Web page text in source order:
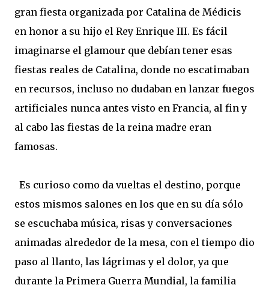
gran fiesta organizada por Catalina de Médicis
en honor a su hijo el Rey Enrique III. Es fácil
imaginarse el glamour que debían tener esas
fiestas reales de Catalina, donde no escatimaban
en recursos, incluso no dudaban en lanzar fuegos
artificiales nunca antes visto en Francia, al fin y
al cabo las fiestas de la reina madre eran
famosas.
Es curioso como da vueltas el destino, porque
estos mismos salones en los que en su día sólo
se escuchaba música, risas y conversaciones
animadas alrededor de la mesa, con el tiempo dio
paso al llanto, las lágrimas y el dolor, ya que
durante la Primera Guerra Mundial, la familia